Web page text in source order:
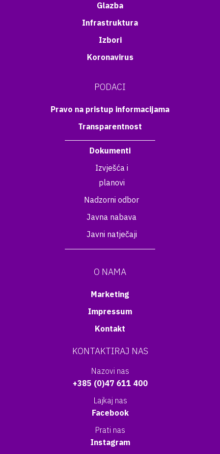
Glazba
Infrastruktura
Izbori
Koronavirus
PODACI
Pravo na pristup informacijama
Transparentnost
Dokumenti
Izvješća i
planovi
Nadzorni odbor
Javna nabava
Javni natječaji
O NAMA
Marketing
Impressum
Kontakt
KONTAKTIRAJ NAS
Nazovi nas
+385 (0)47 611 400
Lajkaj nas
Facebook
Prati nas
Instagram